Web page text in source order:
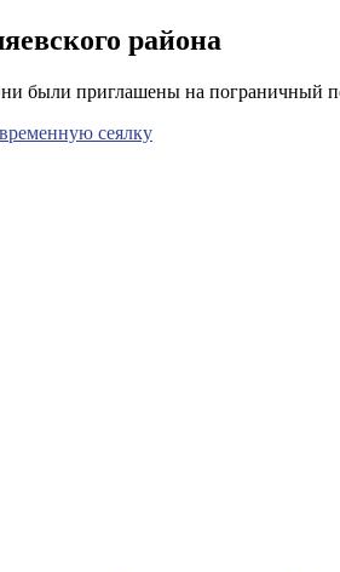
района
были приглашены на пограничный
сеялку